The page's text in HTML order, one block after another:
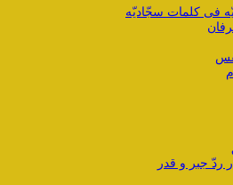
فی کلمات سجّادیّه
ردّ جبر و قدر